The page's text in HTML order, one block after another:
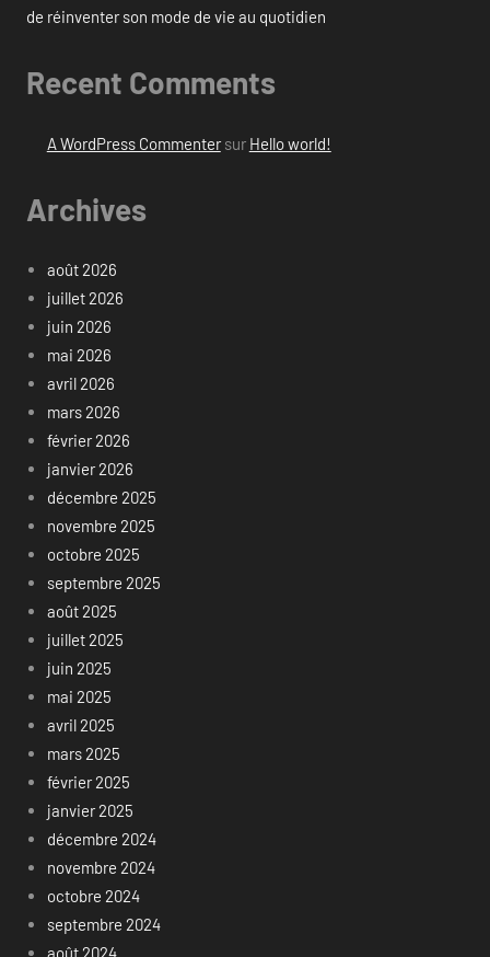
de réinventer son mode de vie au quotidien
Recent Comments
A WordPress Commentersur Hello world!
Archives
août 2026
juillet 2026
juin 2026
mai 2026
avril 2026
mars 2026
février 2026
janvier 2026
décembre 2025
novembre 2025
octobre 2025
septembre 2025
août 2025
juillet 2025
juin 2025
mai 2025
avril 2025
mars 2025
février 2025
janvier 2025
décembre 2024
novembre 2024
octobre 2024
septembre 2024
août 2024